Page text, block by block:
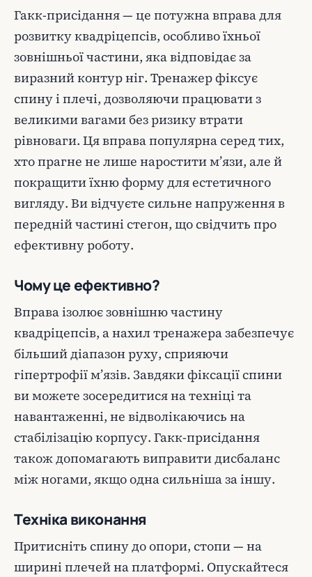
Гакк-присідання — це потужна вправа для
розвитку квадріцепсів, особливо їхньої
зовнішньої частини, яка відповідає за
виразний контур ніг. Тренажер фіксує
спину і плечі, дозволяючи працювати з
великими вагами без ризику втрати
рівноваги. Ця вправа популярна серед тих,
хто прагне не лише наростити м’язи, але й
покращити їхню форму для естетичного
вигляду. Ви відчуєте сильне напруження в
передній частині стегон, що свідчить про
ефективну роботу.
Чому це ефективно?
Вправа ізолює зовнішню частину
квадріцепсів, а нахил тренажера забезпечує
більший діапазон руху, сприяючи
гіпертрофії м’язів. Завдяки фіксації спини
ви можете зосередитися на техніці та
навантаженні, не відволікаючись на
стабілізацію корпусу. Гакк-присідання
також допомагають виправити дисбаланс
між ногами, якщо одна сильніша за іншу.
Техніка виконання
Притисніть спину до опори, стопи — на
ширині плечей на платформі. Опускайтеся